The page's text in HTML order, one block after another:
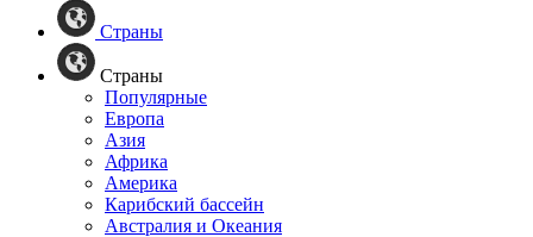
Страны
Страны
Популярные
Европа
Азия
Африка
Америка
Карибский бассейн
Австралия и Океания